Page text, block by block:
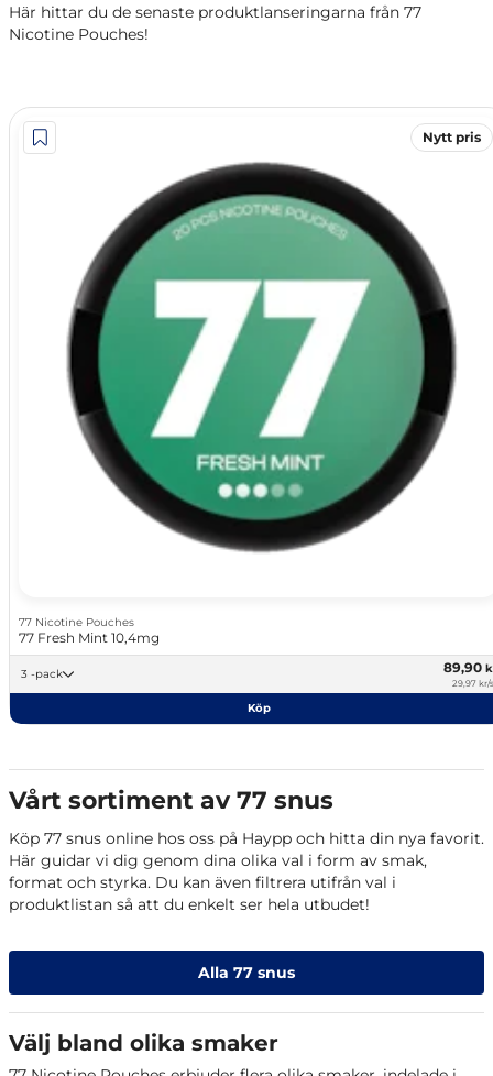
Här hittar du de senaste produktlanseringarna från 77
Nicotine Pouches!
Nytt pris
77 Nicotine Pouches
77 Fresh Mint 10,4mg
3 -pack 89,90
29,97 kr/
Köp
Vårt sortiment av 77 snus
Köp 77 snus online hos oss på Haypp och hitta din nya favorit.
Här guidar vi dig genom dina olika val i form av smak,
format och styrka. Du kan även filtrera utifrån val i
produktlistan så att du enkelt ser hela utbudet!
Alla 77 snus
Välj bland olika smaker